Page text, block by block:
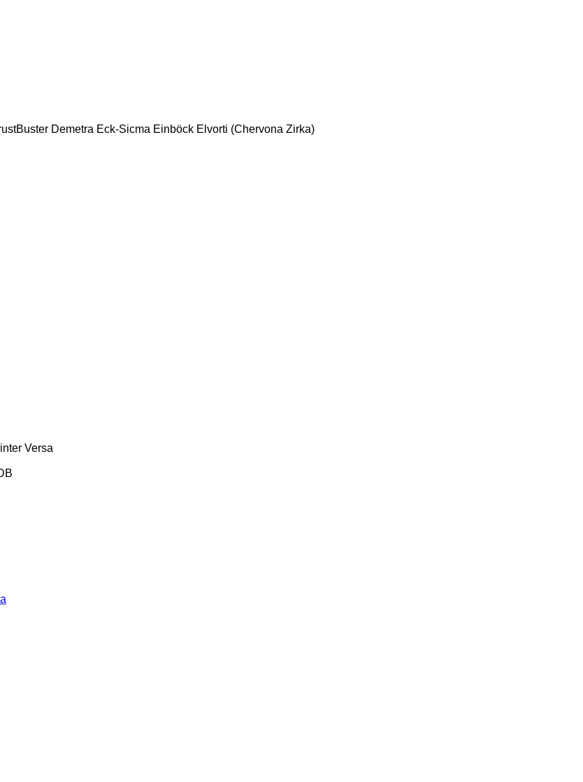
Demetra Eck-Sicma Einböck Elvorti (Chervona Zirka)
Versa